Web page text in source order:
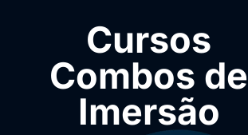
Cursos
Combos de
Imersão